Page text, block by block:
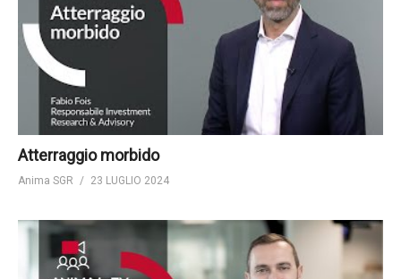
Atterraggio morbido
Anima SGR 23 LUGLIO 2024